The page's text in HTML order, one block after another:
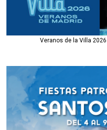
Veranos de la Villa